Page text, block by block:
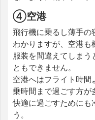
④空港
飛行機に乗るし薄手
わかりますが、空港も
服装を間違えてしまう
ともできません。
空港へはフライト時
乗時間まで過ごす方が
快適に過ごすためにも
う。